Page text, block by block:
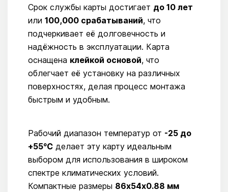
Срок службы карты достигает до 10 лет
или 100,000 срабатываний, что
подчеркивает её долговечность и
надёжность в эксплуатации. Карта
оснащена клейкой основой, что
облегчает её установку на различных
поверхностях, делая процесс монтажа
быстрым и удобным.
Рабочий диапазон температур от -25 до
+55℃ делает эту карту идеальным
выбором для использования в широком
спектре климатических условий.
Компактные размеры 86х54х0.88 мм